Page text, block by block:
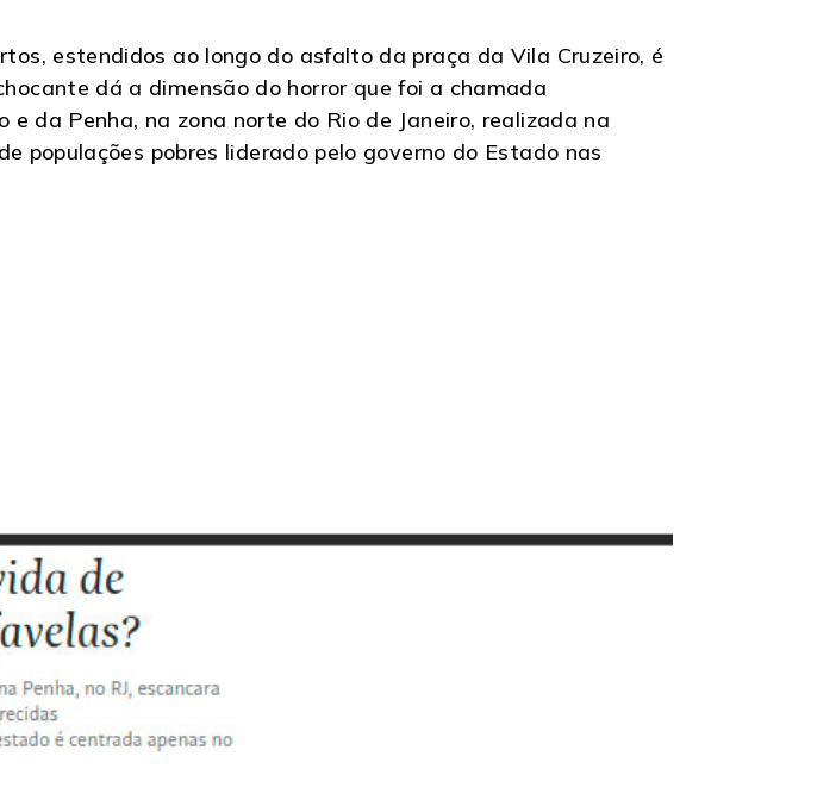
estendidos ao longo do asfalto da praça da Vila Cruzeiro, é
dá a dimensão do horror que foi a chamada
da Penha, na zona norte do Rio de Janeiro, realizada na
populações pobres liderado pelo governo do Estado nas